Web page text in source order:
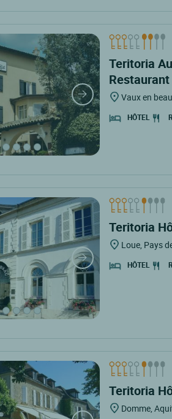
Teritoria
Restaurant
Vaux en
HÔTEL
Teritoria
Loue, Pays
HÔTEL
Teritoria
Domme,